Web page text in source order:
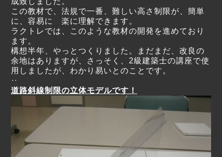
この教材で、法規で一番、難しい高さ制限が、簡単
に、容易に 楽に理解できます。
ラクトレでは、このような教材の開発を進めており
ます。
構想半年、やっとつくりました。まだまだ、改良の
余地はありますが、さっそく、2級建築士の講座で使
用しましたが、わかり易いとのことです。
‥
道路斜線制限の立体モデルです！